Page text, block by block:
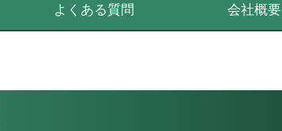
よくある質問 会社概要